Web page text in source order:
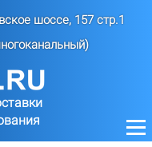
шоссе, 157 стр.1